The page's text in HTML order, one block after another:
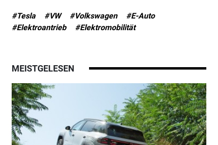
#Tesla #VW #Volkswagen
#E-Auto
#Elektroantrieb
#Elektromobilität
MEISTGELESEN